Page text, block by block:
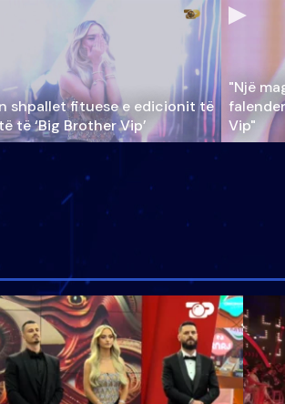
shpallet fituese e edicionit të
të ‘Big Brother Vip’
"Një
Vip"